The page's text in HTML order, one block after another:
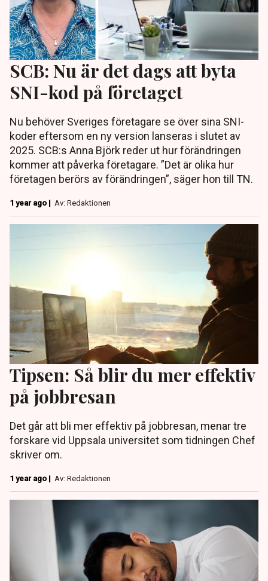
SCB: Nu är det dags att byta
SNI-kod på företaget
Nu behöver Sveriges företagare se över sina SNI-
koder eftersom en ny version lanseras i slutet av
2025. SCB:s Anna Björk reder ut hur förändringen
kommer att påverka företagare. ”Det är olika hur
företagen berörs av förändringen”, säger hon till TN.
1 year ago | Av: Redaktionen
Tipsen: Så blir du mer effektiv
på jobbresan
Det går att bli mer effektiv på jobbresan, menar tre
forskare vid Uppsala universitet som tidningen Chef
skriver om.
1 year ago | Av: Redaktionen